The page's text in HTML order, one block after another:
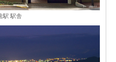
駅 駅舎